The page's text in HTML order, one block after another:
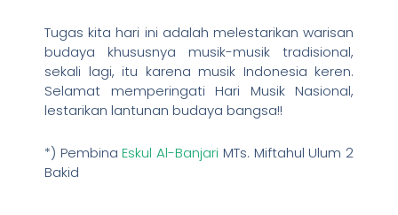
Tugas kita hari ini adalah melestarikan warisan
budaya khususnya musik-musik tradisional,
sekali lagi, itu karena musik Indonesia keren.
Selamat memperingati Hari Musik Nasional,
lestarikan lantunan budaya bangsa!!
*) PembinaEskul Al-Banjari MTs. Miftahul Ulum 2
Bakid